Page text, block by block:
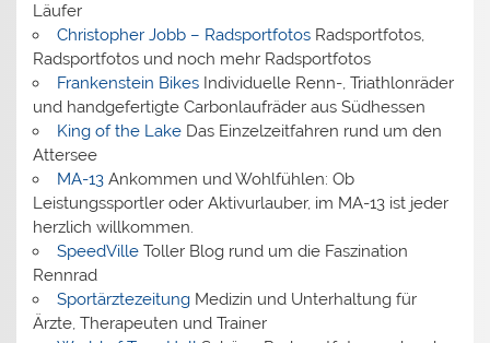
Läufer
Christopher Jobb – RadsportfotosRadsportfotos,
Radsportfotos und noch mehr Radsportfotos
Frankenstein BikesIndividuelle Renn-, Triathlonräder
und handgefertigte Carbonlaufräder aus Südhessen
King of the LakeDas Einzelzeitfahren rund um den
Attersee
MA-13Ankommen und Wohlfühlen: Ob
Leistungssportler oder Aktivurlauber, im MA-13 ist jeder
herzlich willkommen.
SpeedVilleToller Blog rund um die Faszination
Rennrad
SportärztezeitungMedizin und Unterhaltung für
Ärzte, Therapeuten und Trainer